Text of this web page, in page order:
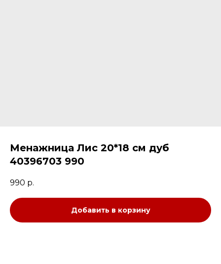
Менажница Лис 20*18 см дуб
40396703 990
990 р.
Добавить в корзину